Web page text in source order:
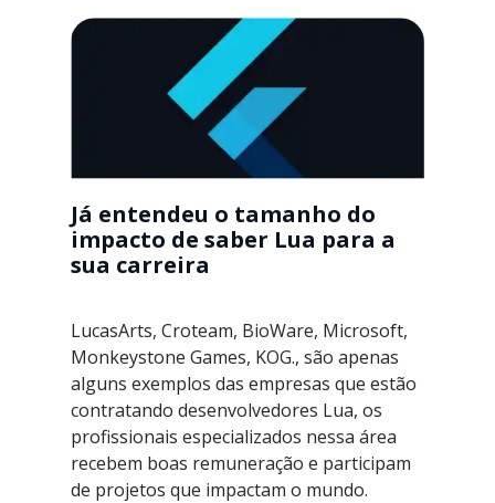
Já entendeu o tamanho do
impacto de saber Lua para a
sua carreira
LucasArts, Croteam, BioWare, Microsoft,
Monkeystone Games, KOG., são apenas
alguns exemplos das empresas que estão
contratando desenvolvedores Lua, os
profissionais especializados nessa área
recebem boas remuneração e participam
de projetos que impactam o mundo.